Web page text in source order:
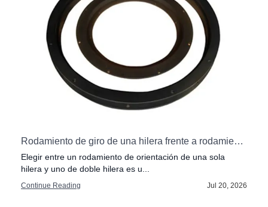
Rodamiento de giro de una hilera frente a rodamiento de doble hilera: ¿Cuál elegir?
Elegir entre un rodamiento de orientación de una sola
hilera y uno de doble hilera es u...
Continue Reading Jul 20, 2026